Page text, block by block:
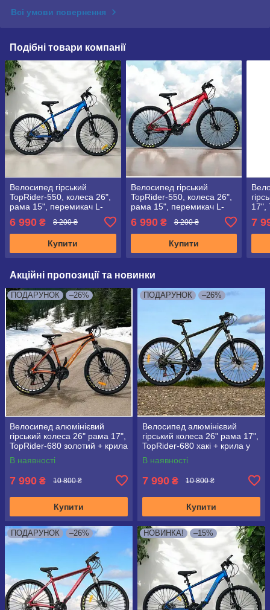
Всі умови повернення
Подібні товари компанії
Велосипед гірський
TopRider-550, колеса 26",
рама 15", перемикач L-
6 990 ₴ 8 200 ₴
Купити
Велосипед гірський
TopRider-550, колеса 26",
рама 15", перемикач L-
6 990₴ 8 200 ₴
Купити
17",
7
Акційні пропозиції та новинки
ПОДАРУНОК –26%
Велосипед алюмінієвий
гірський колеса 26" рама 17",
TopRider-680 золотий + крила
у подарунок!
В наявності
7 990 ₴ 10 800 ₴
Купити
ПОДАРУНОК –26%
Велосипед алюмінієвий
гірський колеса 26" рама 17",
TopRider-680 хакі + крила у
подарунок!
В наявності
7 990 ₴ 10 800 ₴
Купити
ПОДАРУНОК –26% НОВИНКА! –15%